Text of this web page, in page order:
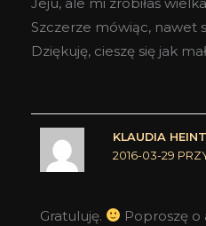
Szczerze mówiąc, nawet
Dziękuję, cieszę się jak
KLAUDIA
2016-03-29
Gratuluję. Poproszę o